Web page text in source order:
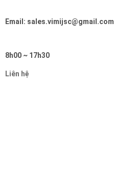
Email: sales.vimijsc@gmail.com
8h00 ~ 17h30
Liên hệ